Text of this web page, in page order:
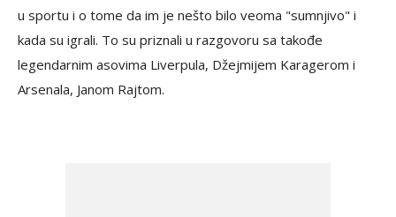
u sportu i o tome da im je nešto bilo veoma "sumnjivo" i
kada su igrali. To su priznali u razgovoru sa takođe
legendarnim asovima Liverpula, Džejmijem Karagerom i
Arsenala, Janom Rajtom.